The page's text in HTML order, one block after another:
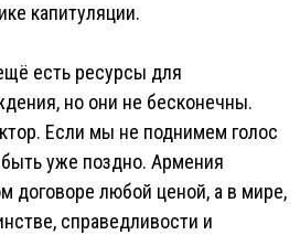
капитуляции.
есть ресурсы для
но они не бесконечны.
Если мы не поднимем голос
уже поздно. Армения
договоре любой ценой, а в мире,
справедливости и